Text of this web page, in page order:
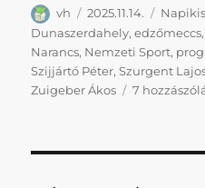
Szerző
vh Közzétéve
2025.11.14.
Dunaszerdahely,edzőmeccs
Narancs, Nemzeti Sport,
Szijjártó Péter,Szurgent
Zuigeber Ákos
7